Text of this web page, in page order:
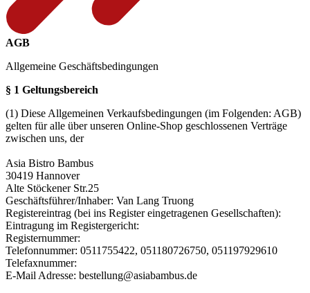
AGB
Allgemeine Geschäftsbedingungen
§ 1 Geltungsbereich
(1) Diese Allgemeinen Verkaufsbedingungen (im Folgenden: AGB)
gelten für alle über unseren Online-Shop geschlossenen Verträge
zwischen uns, der
Asia Bistro Bambus
30419 Hannover
Alte Stöckener Str.25
Geschäftsführer/Inhaber: Van Lang Truong
Registereintrag (bei ins Register eingetragenen Gesellschaften):
Eintragung im Registergericht:
Registernummer:
Telefonnummer: 0511755422, 051180726750, 051197929610
Telefaxnummer:
E-Mail Adresse: bestellung@asiabambus.de